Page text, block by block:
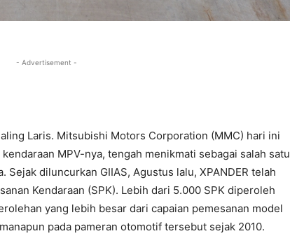
- Advertisement -
Laris. Mitsubishi Motors Corporation (MMC) hari ini
MPV-nya, tengah menikmati sebagai salah satu
diluncurkan GIIAS, Agustus lalu, XPANDER telah
Kendaraan (SPK). Lebih dari 5.000 SPK diperoleh
yang lebih besar dari capaian pemesanan model
pada pameran otomotif tersebut sejak 2010.